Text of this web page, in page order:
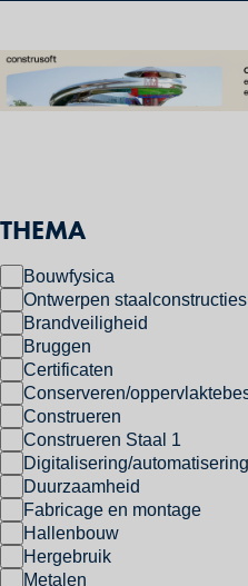
THEMA
Bouwfysica
Ontwerpen staalconstructies
Brandveiligheid
Bruggen
Certificaten
Conserveren/
Construeren
Construeren Staal 1
Digitalisering/automatisering
Duurzaamheid
Fabricage en montage
Hallenbouw
Hergebruik
Metalen